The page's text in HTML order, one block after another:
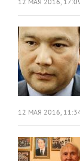
12 МАЯ 2016,